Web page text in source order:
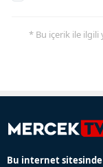
* Bu içerik ile ilgili
Bu internet sitesinde